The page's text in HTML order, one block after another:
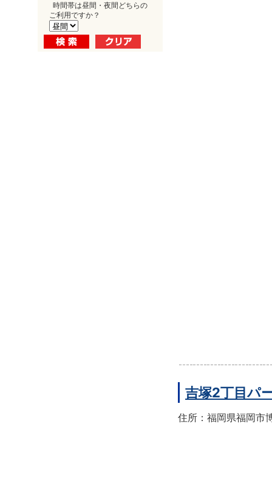
時間帯は昼間・夜間どちらの
ご利用ですか？
吉塚2丁目パ
住所：福岡県福岡市